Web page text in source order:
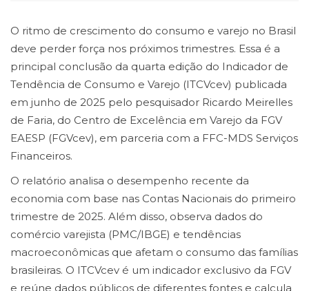
O ritmo de crescimento do consumo e varejo no Brasil
deve perder força nos próximos trimestres. Essa é a
principal conclusão da quarta edição do Indicador de
Tendência de Consumo e Varejo (ITCVcev) publicada
em junho de 2025 pelo pesquisador Ricardo Meirelles
de Faria, do Centro de Excelência em Varejo da FGV
EAESP (FGVcev), em parceria com a FFC-MDS Serviços
Financeiros.
O relatório analisa o desempenho recente da
economia com base nas Contas Nacionais do primeiro
trimestre de 2025. Além disso, observa dados do
comércio varejista (PMC/IBGE) e tendências
macroeconômicas que afetam o consumo das famílias
brasileiras. O ITCVcev é um indicador exclusivo da FGV
e reúne dados públicos de diferentes fontes e calcula